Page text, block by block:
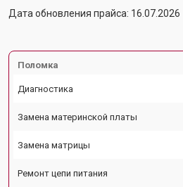
Дата обновления прайса: 16.07.2026
Поломка
Диагностика
Замена материнской платы
Замена матрицы
Ремонт цепи питания